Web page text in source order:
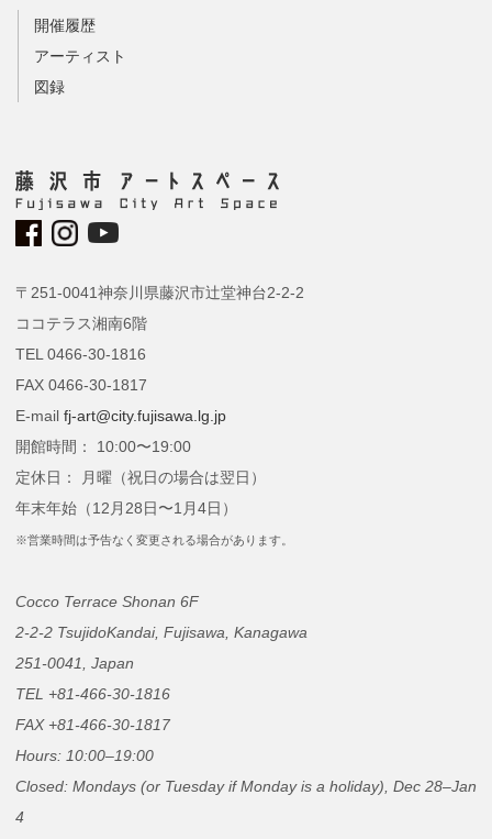
開催履歴
アーティスト
図録
〒251-0041神奈川県藤沢市辻堂神台2-2-2
ココテラス湘南6階
TEL 0466-30-1816
FAX 0466-30-1817
E-mail fj-art@city.fujisawa.lg.jp
開館時間： 10:00〜19:00
定休日： 月曜（祝日の場合は翌日）
年末年始（12月28日〜1月4日）
※営業時間は予告なく変更される場合があります。
Cocco Terrace Shonan 6F
2-2-2 TsujidoKandai, Fujisawa, Kanagawa
251-0041, Japan
TEL +81-466-30-1816
FAX +81-466-30-1817
Hours: 10:00–19:00
Closed: Mondays (or Tuesday if Monday is a holiday), Dec 28–Jan
4